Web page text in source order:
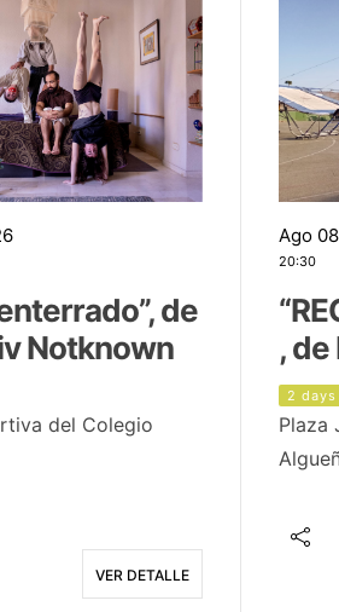
de
Notknown
del Colegio
VER DETALLE
Ago
20:30
,
2 days
Plaza